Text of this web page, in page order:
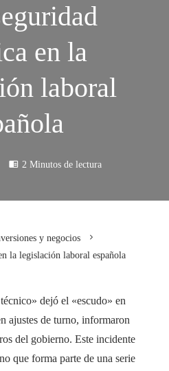
en la
laboral
2 Minutos de lectura
y negocios
la legislación laboral española
dejó el «escudo» en
ajustes de turno, informaron
del gobierno. Este incidente
que forma parte de una serie